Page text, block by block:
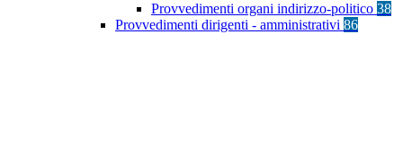
Provvedimenti organi indirizzo-politico 38
Provvedimenti dirigenti - amministrativi 86